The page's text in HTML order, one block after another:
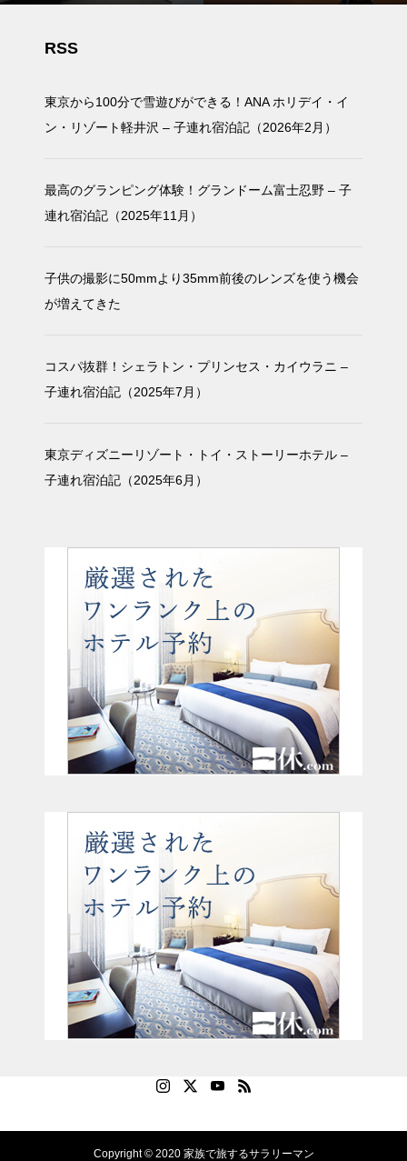
（2025年11月）
た
RSS
東京から100分で雪遊びができる！ANA ホリデイ・イ
ン・リゾート軽井沢 – 子連れ宿泊記（2026年2月）
最高のグランピング体験！グランドーム富士忍野 – 子
連れ宿泊記（2025年11月）
子供の撮影に50mmより35mm前後のレンズを使う機会
が増えてきた
コスパ抜群！シェラトン・プリンセス・カイウラニ –
子連れ宿泊記（2025年7月）
東京ディズニーリゾート・トイ・ストーリーホテル –
子連れ宿泊記（2025年6月）
Copyright © 2020 家族で旅するサラリーマン